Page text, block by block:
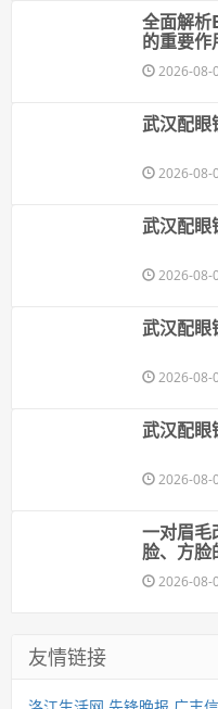
全面解析
的重要作
2026-08-
武汉配眼
2026-08-
武汉配眼
2026-08-
武汉配眼
2026-08-
武汉配眼
2026-08-
一对眉毛
脸、方脸
带妆感"的
2026-08-
友情链接